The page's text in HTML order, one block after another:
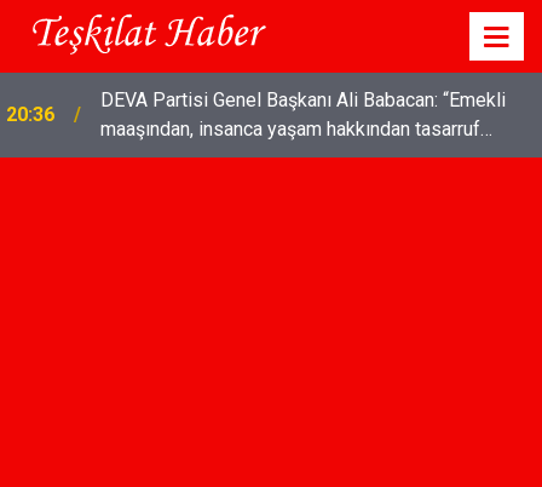
18:03
TÜRK SİLAHLI KUVVETLERİNE SURİYE'DE
COŞKULU KARŞILAMA!